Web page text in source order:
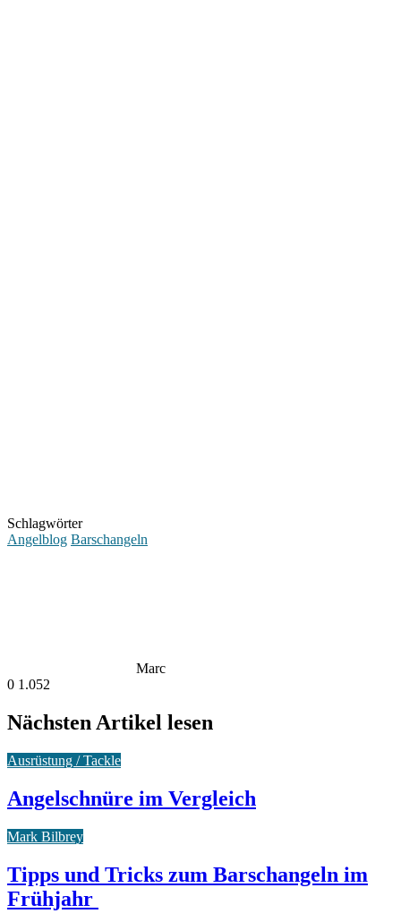
Schlagwörter
Angelblog Barschangeln
Marc
0 1.052
Nächsten Artikel lesen
Ausrüstung / Tackle
Angelschnüre im Vergleich
Mark Bilbrey
Tipps und Tricks zum Barschangeln im
Frühjahr